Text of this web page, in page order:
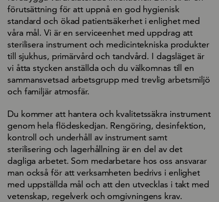
förutsättning för att uppnå en god hygienisk
standard och ökad patientsäkerhet i enlighet med
våra mål. Vi är en serviceenhet med uppdrag att
sterilisera instrument och medicintekniska produkter
till sjukhus, primärvård och tandvård. I dagsläget är
vi åtta stycken anställda och du välkomnas till en
sammansvetsad arbetsgrupp med trevlig arbetsmiljö
och familjär atmosfär.
Du kommer att hantera och kvalitetssäkra instrument
genom hela flödeskedjan. Rengöring, desinfektion,
kontroll och underhåll av instrument samt
sterilisering och lagerhållning är en del av det
dagliga arbetet. Som medarbetare hos oss ansvarar
man också för att verksamheten bedrivs i enlighet
med uppställda mål och att den utvecklas i takt med
vetenskap, regelverk och omgivningens krav.